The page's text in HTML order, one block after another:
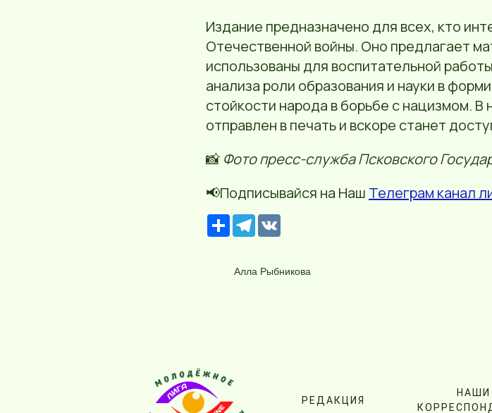
Издание предназначено для всех, кто
Отечественной войны. Оно предлагает
использованы для воспитательной
анализа роли образования и науки в
стойкости народа в борьбе с нацизмом.
отправлен в печать и вскоре станет
📸 Фото пресс-служба Псковского
📢Подписывайся на Наш Телеграм канал
Р
е
с
р
с
T
e
l
g
r
Алла Рыбникова
НАШИ
РЕДАКЦИЯ